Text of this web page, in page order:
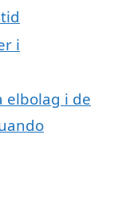
i
elbolag i de